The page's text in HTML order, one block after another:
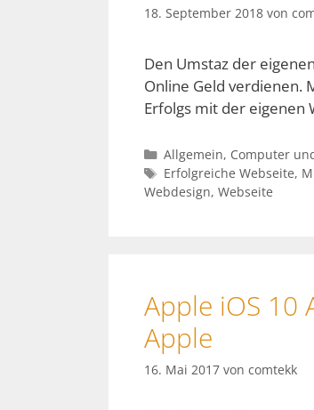
18. September 2018 von
Den Umstaz der
Online Geld verdienen.
Erfolgs mit der eigenen
Kategorien
Allgemein, Computer
Schlagwörter
Erfolgreiche Webseite,
Webdesign, Webseite
Apple iOS 10
Apple
16. Mai 2017 von comtekk